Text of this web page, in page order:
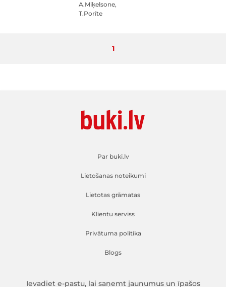
A.Miķelsone,
T.Porīte
Pašlaik lasāt lapu
1
Par buki.lv
Lietošanas noteikumi
Lietotas grāmatas
Klientu serviss
Privātuma politika
Blogs
Ievadiet e-pastu, lai saņemt jaunumus un īpašos